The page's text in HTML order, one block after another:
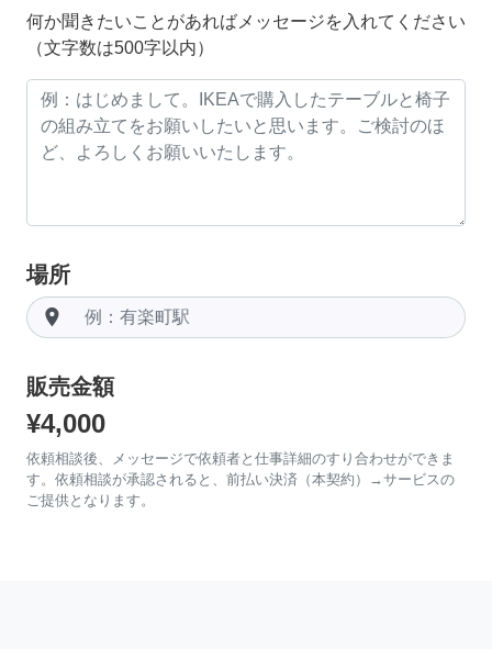
何か聞きたいことがあればメッセージを入れてください
（文字数は500字以内）
場所
room
販売金額
¥4,000
依頼相談後、メッセージで依頼者と仕事詳細のすり合わせができま
す。依頼相談が承認されると、前払い決済（本契約）→サービスの
ご提供となります。